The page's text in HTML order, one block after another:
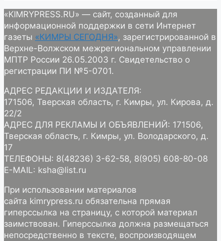
«KIMRYPRESS.RU» — сайт, созданный для
информационной поддержки в сети Интернет
газеты «КИМРЫ СЕГОДНЯ», зарегистрированной в
Верхне-Волжском межрегиональном управлении
МПТР России 26.05.2003 г. Свидетельство о
регистрации ПИ №5-0701.
АДРЕС РЕДАКЦИИ И ИЗДАТЕЛЯ:
171506, Тверская область, г. Кимры, ул. Кирова, д.
22/2
АДРЕС ДЛЯ РЕКЛАМЫ И ОБЪЯВЛЕНИЙ: 171506,
Тверская область, г. Кимры, ул. Володарского, д.
17
ТЕЛЕФОНЫ: 8(48236) 3-62-58, 8(905) 608-80-08
E-MAIL: ksha@list.ru
При использовании материалов
сайта kimrypress.ru обязательна прямая
гиперссылка на страницу, с которой материал
заимствован. Гиперссылка должна размещаться
непосредственно в тексте, воспроизводящем